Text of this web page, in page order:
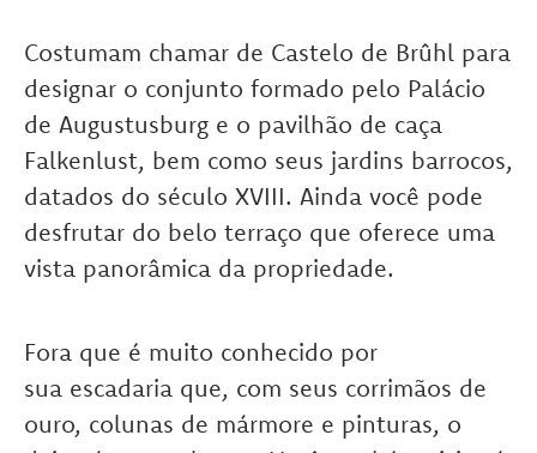
Costumam chamar de Castelo de Brûhl para
designar o conjunto formado pelo Palácio
de Augustusburg e o pavilhão de caça
Falkenlust, bem como seus jardins barrocos,
datados do século XVIII. Ainda você pode
desfrutar do belo terraço que oferece uma
vista panorâmica da propriedade.
Fora que é muito conhecido por
sua escadaria que, com seus corrimãos de
ouro, colunas de mármore e pinturas, o